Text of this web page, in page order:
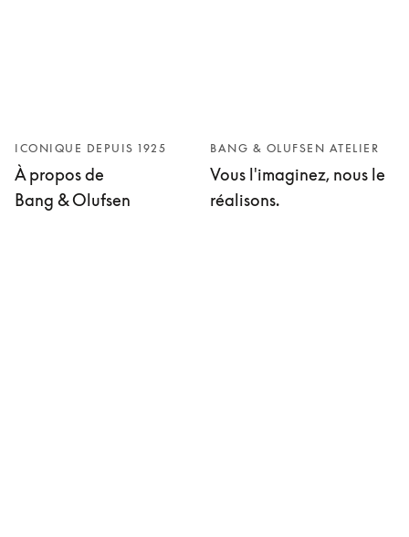
ICONIQUE DEPUIS 1925
À propos de
Bang & Olufsen
BANG & OLUFSEN ATELIER
Vous l'imaginez, nous le
réalisons.